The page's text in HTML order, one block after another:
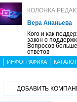
КОЛОНКА
Вера Ананьева
Кого и как
закон о
Вопросов
ответов
ИНФОГРАФИКА
ДОБАВИТЬ